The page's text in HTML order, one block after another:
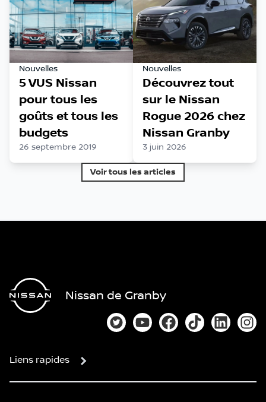
Nouvelles
5 VUS Nissan
pour tous les
goûts et tous les
budgets
26 septembre 2019
Nouvelles
Découvrez tout
sur le Nissan
Rogue 2026 chez
Nissan Granby
3 juin 2026
Voir tous les articles
Nissan de Granby
Lien vers notre compte Twitter
Lien vers notre chaîne
Lien vers notre page
Lien vers notre
Lien vers
Liens rapides